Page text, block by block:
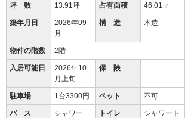
坪 数 13.91坪 占有面積 46.01㎡
築年月日
2026年09
月
構 造 木造
物件の階数 2階
入居可能日
2026年10
月上旬
保 険
駐車場 1台3300円 ペット 不可
バ ス
シャワー
トイレ
シャワート